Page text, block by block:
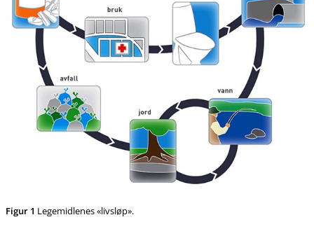
Figur 1 Legemidlenes «livsløp».